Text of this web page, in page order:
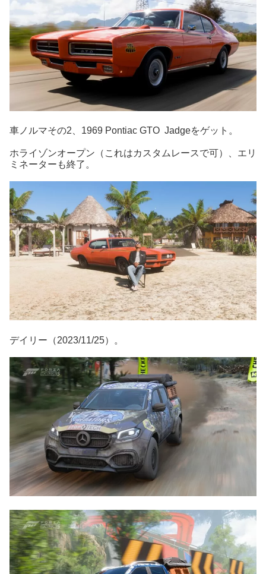
車ノルマその2、1969 Pontiac GTO Jadgeをゲット。
ホライゾンオープン（これはカスタムレースで可）、エリ
ミネーターも終了。
デイリー（2023/11/25）。